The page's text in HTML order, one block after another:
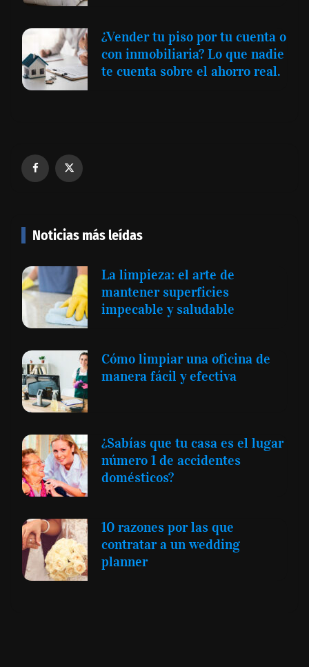
¿Vender tu piso por tu cuenta o
con inmobiliaria? Lo que nadie
te cuenta sobre el ahorro real.
Noticias más leídas
La limpieza: el arte de
mantener superficies
impecable y saludable
Cómo limpiar una oficina de
manera fácil y efectiva
¿Sabías que tu casa es el lugar
número 1 de accidentes
domésticos?
10 razones por las que
contratar a un wedding
planner